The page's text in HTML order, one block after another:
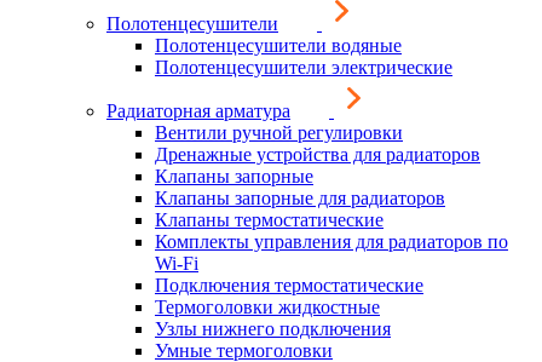
Полотенцесушители
Полотенцесушители водяные
Полотенцесушители электрические
Радиаторная арматура
Вентили ручной регулировки
Дренажные устройства для радиаторов
Клапаны запорные
Клапаны запорные для радиаторов
Клапаны термостатические
Комплекты управления для радиаторов по
Wi-Fi
Подключения термостатические
Термоголовки жидкостные
Узлы нижнего подключения
Умные термоголовки